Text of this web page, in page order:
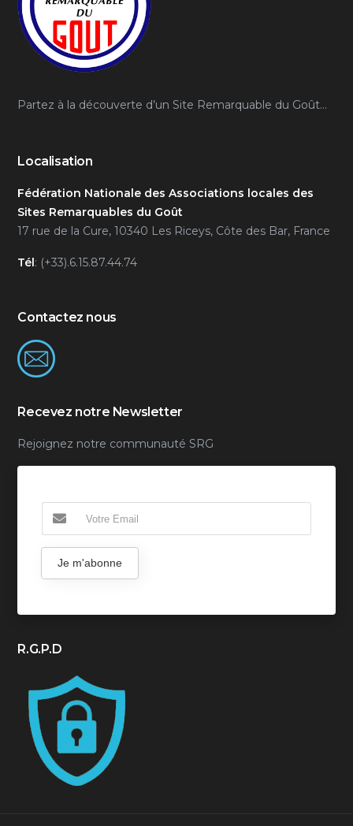
Partez à la découverte d’un Site Remarquable du Goût…
Localisation
Fédération Nationale des Associations locales des
Sites Remarquables du Goût
17 rue de la Cure, 10340 Les Riceys, Côte des Bar, France
Tél: (+33).6.15.87.44.74
Contactez nous
Recevez notre Newsletter
Rejoignez notre communauté SRG
Je m'abonne
R.G.P.D